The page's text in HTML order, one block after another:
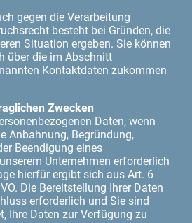
gegen die Verarbeitung
besteht bei Gründen, die
Situation ergeben. Sie können
über die im Abschnitt
Kontaktdaten zukommen
Zwecken
Daten, wenn
Anbahnung, Begründung,
Beendigung eines
Unternehmen erforderlich
hierfür ergibt sich aus Art. 6
Die Bereitstellung Ihrer Daten
erforderlich und Sie sind
Ihre Daten zur Verfügung zu